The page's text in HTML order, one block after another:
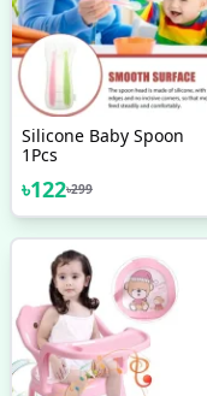
Silicone Baby Spoon
1Pcs
৳122৳299